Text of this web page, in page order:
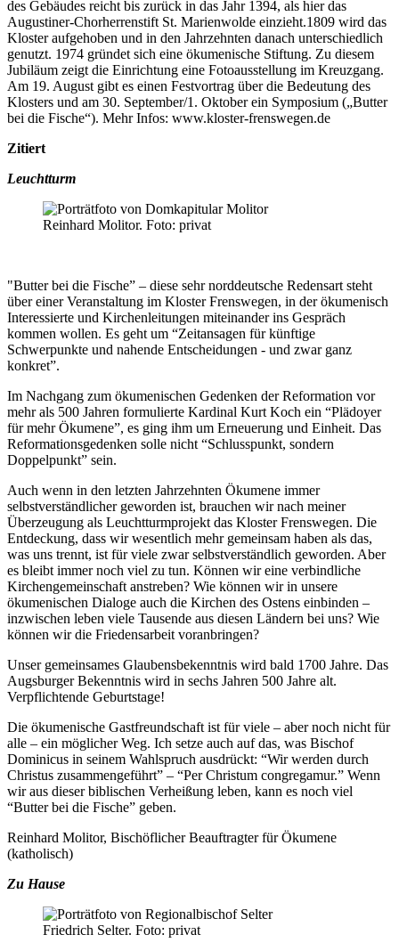
des Gebäudes reicht bis zurück in das Jahr 1394, als hier das
Augustiner-Chorherrenstift St. Marienwolde einzieht.1809 wird das
Kloster aufgehoben und in den Jahrzehnten danach unterschiedlich
genutzt. 1974 gründet sich eine ökumenische Stiftung. Zu diesem
Jubiläum zeigt die Einrichtung eine Fotoausstellung im Kreuzgang.
Am 19. August gibt es einen Festvortrag über die Bedeutung des
Klosters und am 30. September/1. Oktober ein Symposium („Butter
bei die Fische“). Mehr Infos: www.kloster-frenswegen.de
Zitiert
Leuchtturm
Reinhard Molitor. Foto: privat
"Butter bei die Fische” – diese sehr norddeutsche Redensart steht
über einer Veranstaltung im Kloster Frenswegen, in der ökumenisch
Interessierte und Kirchenleitungen miteinander ins Gespräch
kommen wollen. Es geht um “Zeitansagen für künftige
Schwerpunkte und nahende Entscheidungen - und zwar ganz
konkret”.
Im Nachgang zum ökumenischen Gedenken der Reformation vor
mehr als 500 Jahren formulierte Kardinal Kurt Koch ein “Plädoyer
für mehr Ökumene”, es ging ihm um Erneuerung und Einheit. Das
Reformationsgedenken solle nicht “Schlusspunkt, sondern
Doppelpunkt” sein.
Auch wenn in den letzten Jahrzehnten Ökumene immer
selbstverständlicher geworden ist, brauchen wir nach meiner
Überzeugung als Leuchtturmprojekt das Kloster Frenswegen. Die
Entdeckung, dass wir wesentlich mehr gemeinsam haben als das,
was uns trennt, ist für viele zwar selbstverständlich geworden. Aber
es bleibt immer noch viel zu tun. Können wir eine verbindliche
Kirchengemeinschaft anstreben? Wie können wir in unsere
ökumenischen Dialoge auch die Kirchen des Ostens einbinden –
inzwischen leben viele Tausende aus diesen Ländern bei uns? Wie
können wir die Friedensarbeit voranbringen?
Unser gemeinsames Glaubensbekenntnis wird bald 1700 Jahre. Das
Augsburger Bekenntnis wird in sechs Jahren 500 Jahre alt.
Verpflichtende Geburtstage!
Die ökumenische Gastfreundschaft ist für viele – aber noch nicht für
alle – ein möglicher Weg. Ich setze auch auf das, was Bischof
Dominicus in seinem Wahlspruch ausdrückt: “Wir werden durch
Christus zusammengeführt” – “Per Christum congregamur.” Wenn
wir aus dieser biblischen Verheißung leben, kann es noch viel
“Butter bei die Fische” geben.
Reinhard Molitor, Bischöflicher Beauftragter für Ökumene
(katholisch)
Zu Hause
Friedrich Selter. Foto: privat